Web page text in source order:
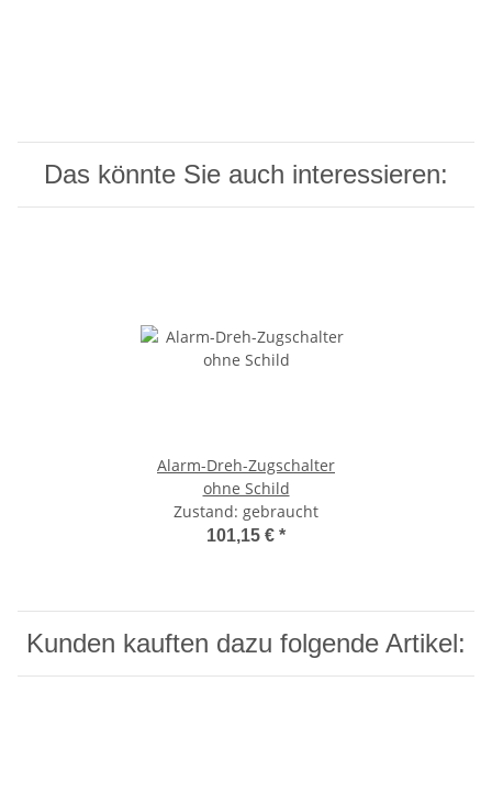
Das könnte Sie auch interessieren:
Alarm-Dreh-Zugschalter
ohne Schild
Zustand: gebraucht
101,15 € *
Kunden kauften dazu folgende Artikel: